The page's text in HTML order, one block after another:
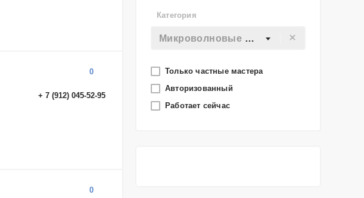
Ремонт микроволновых печей
Ремонт микроволновых печей
Ремонт микроволновых печей
Electrolux в Екатеринбурге
Sharp в Екатеринбурге
Категория
Микроволновые печи
Только частные мастера
Авторизованный
Работает сейчас
0
+ 7 (912) 045-52-95
0